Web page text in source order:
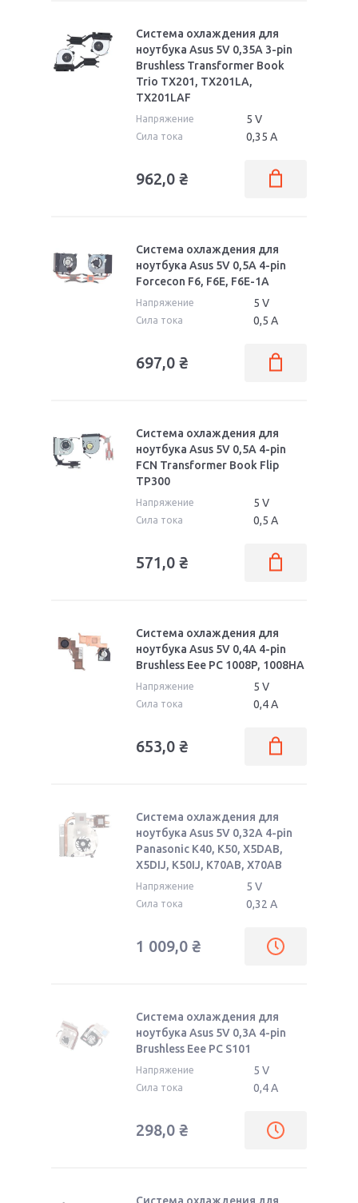
Система охлаждения для
ноутбука Asus 5V 0,35А 3-pin
Brushless Transformer Book
Trio TX201, TX201LA,
TX201LAF
Напряжение 5 V
Сила тока 0,35 А
962,0 ₴
Система охлаждения для
ноутбука Asus 5V 0,5А 4-pin
Forcecon F6, F6E, F6E-1A
Напряжение 5 V
Сила тока 0,5 А
697,0 ₴
Система охлаждения для
ноутбука Asus 5V 0,5А 4-pin
FCN Transformer Book Flip
TP300
Напряжение 5 V
Сила тока 0,5 А
571,0 ₴
Система охлаждения для
ноутбука Asus 5V 0,4А 4-pin
Brushless Eee PC 1008P, 1008HA
Напряжение 5 V
Сила тока 0,4 А
653,0 ₴
Система охлаждения для
ноутбука Asus 5V 0,32А 4-pin
Panasonic K40, K50, X5DAB,
X5DIJ, K50IJ, K70AB, X70AB
Напряжение 5 V
Сила тока 0,32 А
1 009,0 ₴
Система охлаждения для
ноутбука Asus 5V 0,3А 4-pin
Brushless Eee PC S101
Напряжение 5 V
Сила тока 0,4 А
298,0 ₴